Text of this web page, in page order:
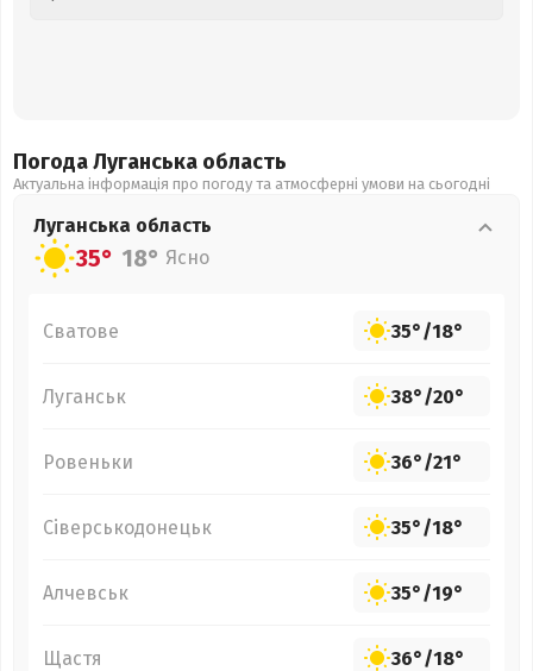
Погода Луганська область
Актуальна інформація про погоду та атмосферні умови на сьогодні
Луганська область
35° 18° Ясно
Сватове 35°/18°
Луганськ 38°/20°
Ровеньки 36°/21°
Сіверськодонецьк 35°/18°
Алчевськ 35°/19°
Щастя 36°/18°